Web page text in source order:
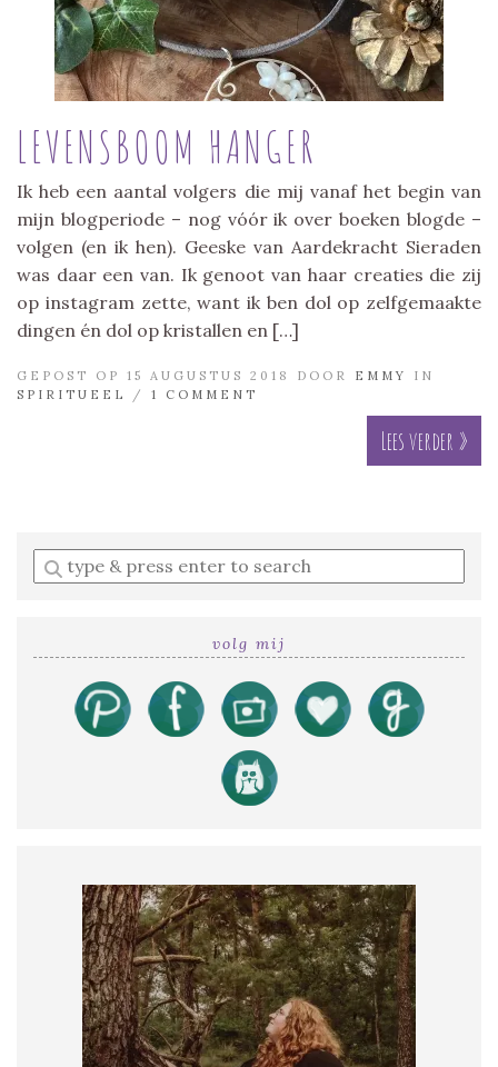
LEVENSBOOM HANGER
Ik heb een aantal volgers die mij vanaf het begin van
mijn blogperiode – nog vóór ik over boeken blogde –
volgen (en ik hen). Geeske van Aardekracht Sieraden
was daar een van. Ik genoot van haar creaties die zij
op instagram zette, want ik ben dol op zelfgemaakte
dingen én dol op kristallen en […]
GEPOST OP 15 AUGUSTUS 2018 DOOR EMMY
IN
SPIRITUEEL
/ 1 COMMENT
Lees verder »
Enter
a
volg mij